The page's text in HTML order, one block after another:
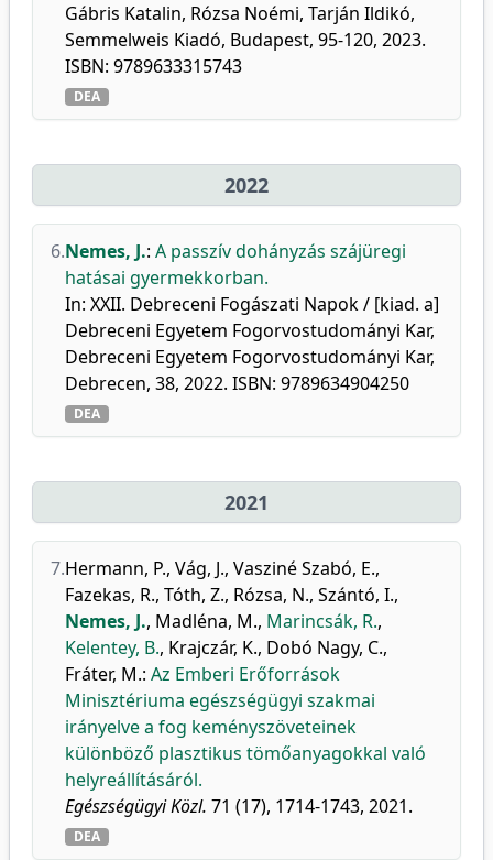
Gábris Katalin, Rózsa Noémi, Tarján Ildikó,
Semmelweis Kiadó, Budapest, 95-120, 2023.
ISBN: 9789633315743
DEA
2022
6.Nemes, J.: A passzív dohányzás szájüregi
hatásai gyermekkorban.
In: XXII. Debreceni Fogászati Napok / [kiad. a]
Debreceni Egyetem Fogorvostudományi Kar,
Debreceni Egyetem Fogorvostudományi Kar,
Debrecen, 38, 2022. ISBN: 9789634904250
DEA
2021
7.Hermann, P., Vág, J., Vasziné Szabó, E.,
Fazekas, R., Tóth, Z., Rózsa, N., Szántó, I.,
Nemes, J., Madléna, M., Marincsák, R.,
Kelentey, B., Krajczár, K., Dobó Nagy, C.,
Fráter, M.: Az Emberi Erőforrások
Minisztériuma egészségügyi szakmai
irányelve a fog keményszöveteinek
különböző plasztikus tömőanyagokkal való
helyreállításáról.
Egészségügyi Közl. 71 (17), 1714-1743, 2021.
DEA